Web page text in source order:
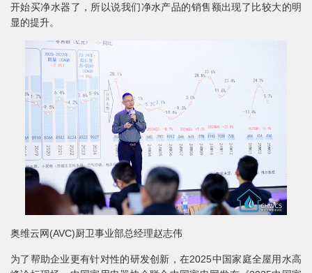
开始买净水器了，所以说我们净水产品的销售额出现了比较大的明
显的提升。
奥维云网(AVC)厨卫事业部总经理赵志伟
为了帮助企业更有针对性的研发创新，在2025中国家庭全屋用水高